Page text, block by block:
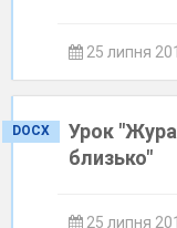
25 липня
DOCX
Урок
близько"
25 липня